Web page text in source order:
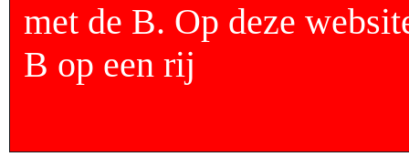
met de B. Op deze
B op een rij